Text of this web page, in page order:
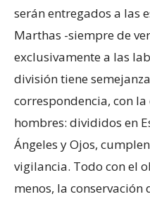
serán entregados a las
Marthas -siempre de
exclusivamente a las
división tiene
correspondencia, con
hombres: divididos en
Ángeles y Ojos,
vigilancia. Todo con el
menos, la